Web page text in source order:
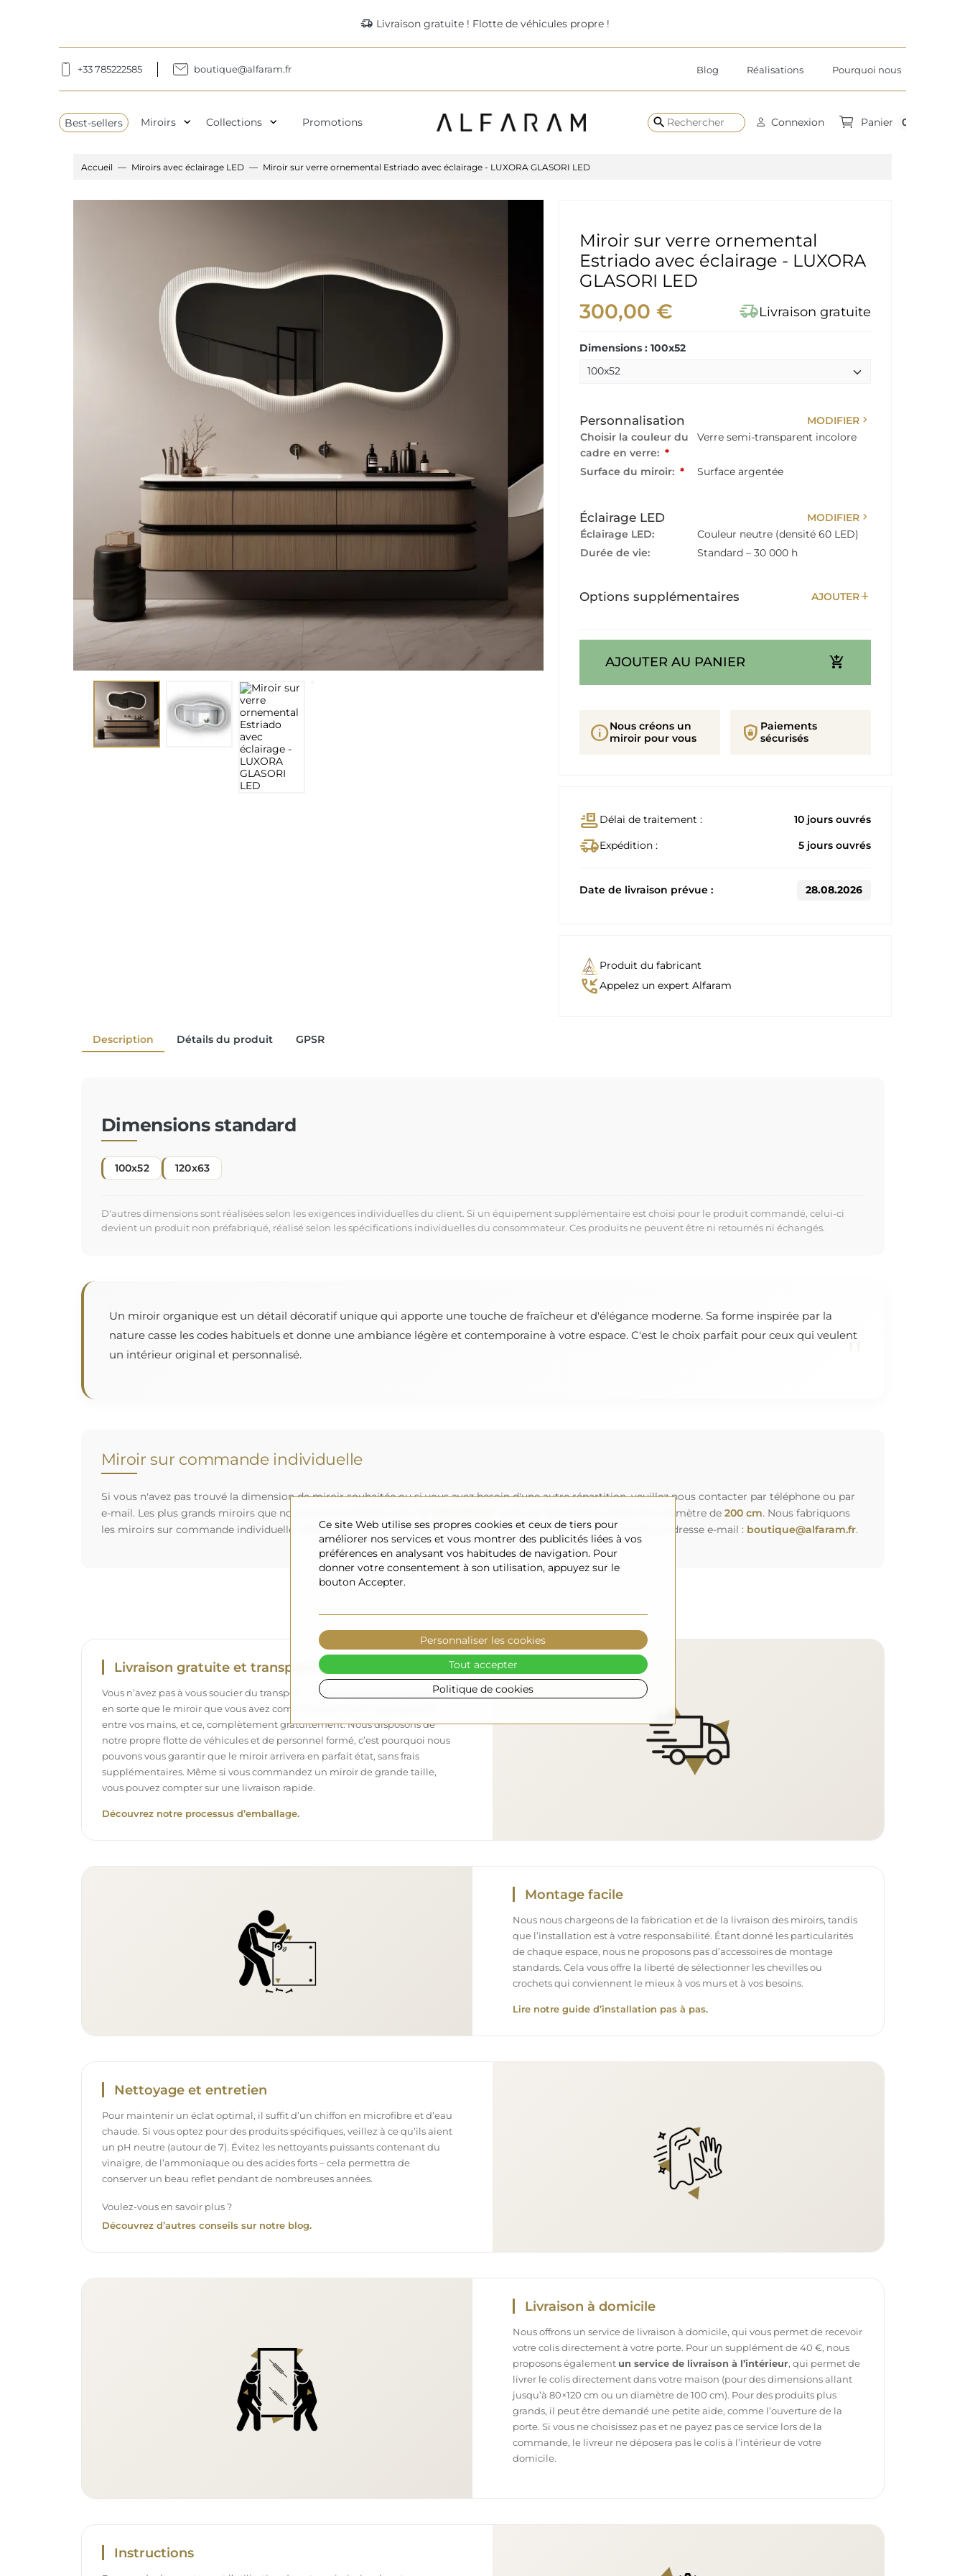
delivery_truck_speed Livraison gratuite ! Flotte de véhicules propre !
+33 785222585 boutique@alfaram.fr Blog Réalisations Pourquoi nous
Best-sellers Miroirs expand_more Collections expand_more Promotions search Connexion Panier 0
Accueil Miroirs avec éclairage LED Miroir sur verre ornemental Estriado avec éclairage - LUXORA GLASORI LED
Miroir sur verre ornemental
Estriado avec éclairage - LUXORA
GLASORI LED
300,00 € delivery_truck_speedLivraison gratuite
Dimensions : 100x52
Personnalisation MODIFIER chevron_right
Choisir la couleur du
cadre en verre: *
Verre semi-transparent incolore
Surface du miroir: * Surface argentée
Éclairage LED MODIFIER chevron_right
Éclairage LED:
Couleur neutre (densité 60 LED)
Durée de vie:
Standard – 30 000 h
Options supplémentaires AJOUTERadd
AJOUTER AU PANIER add_shopping_cart
infoNous créons un
miroir pour vous
shield_lock Paiements
sécurisés
conveyor_beltDélai de traitement : 10 jours ouvrés
delivery_truck_speedExpédition : 5 jours ouvrés
Date de livraison prévue : 28.08.2026
Produit du fabricant
phone_callbackAppelez un expert Alfaram
Description Détails du produit GPSR
Dimensions standard
100x52 120x63
D'autres dimensions sont réalisées selon les exigences individuelles du client. Si un équipement supplémentaire est choisi pour le produit commandé, celui-ci
devient un produit non préfabriqué, réalisé selon les spécifications individuelles du consommateur. Ces produits ne peuvent être ni retournés ni échangés.
Un miroir organique est un détail décoratif unique qui apporte une touche de fraîcheur et d'élégance moderne. Sa forme inspirée par la
nature casse les codes habituels et donne une ambiance légère et contemporaine à votre espace. C'est le choix parfait pour ceux qui veulent
un intérieur original et personnalisé.
Miroir sur commande individuelle
Si vous n'avez pas trouvé la dimension de miroir souhaitée ou si vous avez besoin d'une autre répartition, veuillez nous contacter par téléphone ou par
e-mail. Les plus grands miroirs que nous pouvons réaliser sont de
ainsi que des miroirs ronds d'un diamètre de 200 cm. Nous fabriquons
les miroirs sur commande individuelle. Nous vous invitons à envoyer votre demande accompagnée du projet à l'adresse e-mail : boutique@alfaram.fr.
Livraison gratuite et transport sécurisé
Vous n’avez pas à vous soucier du transport – nous nous occupons de faire
en sorte que le miroir que vous avez commandé arrive en toute sécurité
entre vos mains, et ce, complètement gratuitement. Nous disposons de
notre propre flotte de véhicules et de personnel formé, c’est pourquoi nous
pouvons vous garantir que le miroir arrivera en parfait état, sans frais
supplémentaires. Même si vous commandez un miroir de grande taille,
vous pouvez compter sur une livraison rapide.
Découvrez notre processus d’emballage.
Montage facile
Nous nous chargeons de la fabrication et de la livraison des miroirs, tandis
que l’installation est à votre responsabilité. Étant donné les particularités
de chaque espace, nous ne proposons pas d’accessoires de montage
standards. Cela vous offre la liberté de sélectionner les chevilles ou
crochets qui conviennent le mieux à vos murs et à vos besoins.
Lire notre guide d’installation pas à pas.
Nettoyage et entretien
Pour maintenir un éclat optimal, il suffit d’un chiffon en microfibre et d’eau
chaude. Si vous optez pour des produits spécifiques, veillez à ce qu’ils aient
un pH neutre (autour de 7). Évitez les nettoyants puissants contenant du
vinaigre, de l’ammoniaque ou des acides forts – cela permettra de
conserver un beau reflet pendant de nombreuses années.
Voulez-vous en savoir plus ?
Découvrez d’autres conseils sur notre blog.
Livraison à domicile
Nous offrons un service de livraison à domicile, qui vous permet de recevoir
votre colis directement à votre porte. Pour un supplément de 40 €, nous
proposons également un service de livraison à l’intérieur, qui permet de
livrer le colis directement dans votre maison (pour des dimensions allant
jusqu’à 80×120 cm ou un diamètre de 100 cm). Pour des produits plus
grands, il peut être demandé une petite aide, comme l’ouverture de la
porte. Si vous ne choisissez pas et ne payez pas ce service lors de la
commande, le livreur ne déposera pas le colis à l’intérieur de votre
domicile.
Instructions
Ce site Web utilise ses propres cookies et ceux de tiers pour
améliorer nos services et vous montrer des publicités liées à vos
préférences en analysant vos habitudes de navigation. Pour
donner votre consentement à son utilisation, appuyez sur le
bouton Accepter.
Politique de cookies
Personnaliser les cookies
Tout accepter